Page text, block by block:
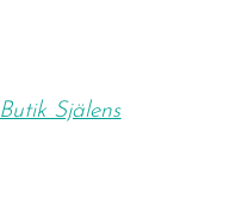
Butik Själens